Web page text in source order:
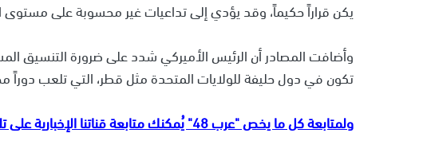
يكن قراراً حكيماً، وقد يؤدي إلى تداعيات غير محسوبة على مستوى
وأضافت المصادر أن الرئيس الأميركي شدد على ضرورة التنسيق
تكون في دول حليفة للولايات المتحدة مثل قطر، التي تلعب دوراً
ولمتابعة كل ما يخص "عرب 48" يُمكنك متابعة قناتنا الإخبارية على تلجرام